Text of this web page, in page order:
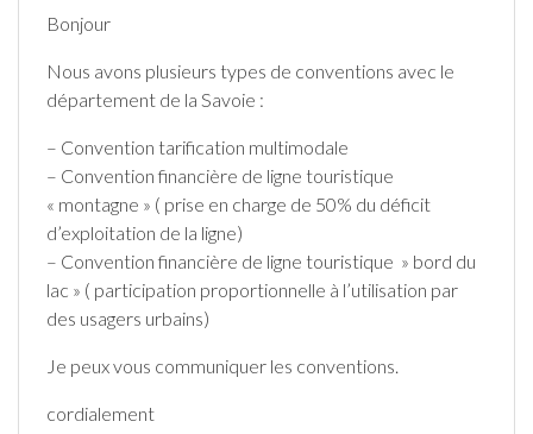
Bonjour
Nous avons plusieurs types de conventions avec le
département de la Savoie :
– Convention tarification multimodale
– Convention financière de ligne touristique
« montagne » ( prise en charge de 50% du déficit
d’exploitation de la ligne)
– Convention financière de ligne touristique » bord du
lac » ( participation proportionnelle à l’utilisation par
des usagers urbains)
Je peux vous communiquer les conventions.
cordialement